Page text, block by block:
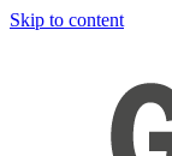
Skip to content